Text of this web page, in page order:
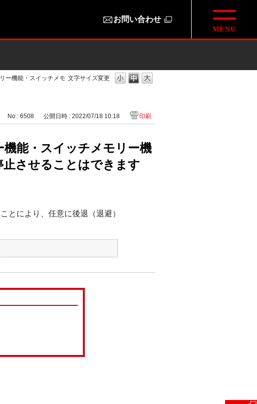
お問い合わせ
文字サイズ変更
ー機能・スイッチメモ
No : 6508 公開日時 : 2022/07/18 10:18 印刷
能・スイッチメモリー機
させることはできます
とにより、任意に後退（退避）